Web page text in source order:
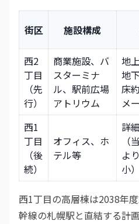
街区 施設構成
西2
丁目
（先
行）
商業施設、バ
スターミナ
ル、駅前広場
アトリウム
地
地
床
メ
西1
丁目
（後
続）
オフィス、ホ
テル等
詳
（
よ
小）
西1丁目の高層棟は2038年
幹線の札幌駅と直結する計